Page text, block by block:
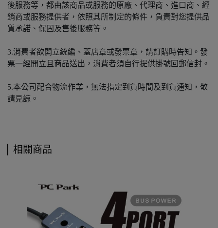
後服務等，都由該商品或服務的原廠、代理商、進口商、經
銷商或服務提供者，依照其所制定的條件，負責對您提供品
質承諾、保固及售後服務等。
3.消費者欲開立統編、蓋店章或發票章，請訂購時告知。發
票一經開立且商品送出，消費者須自行提供掛號回郵信封。
5.本公司配合物流作業，無法指定到貨時間及到貨通知，敬
請見諒。
相關商品